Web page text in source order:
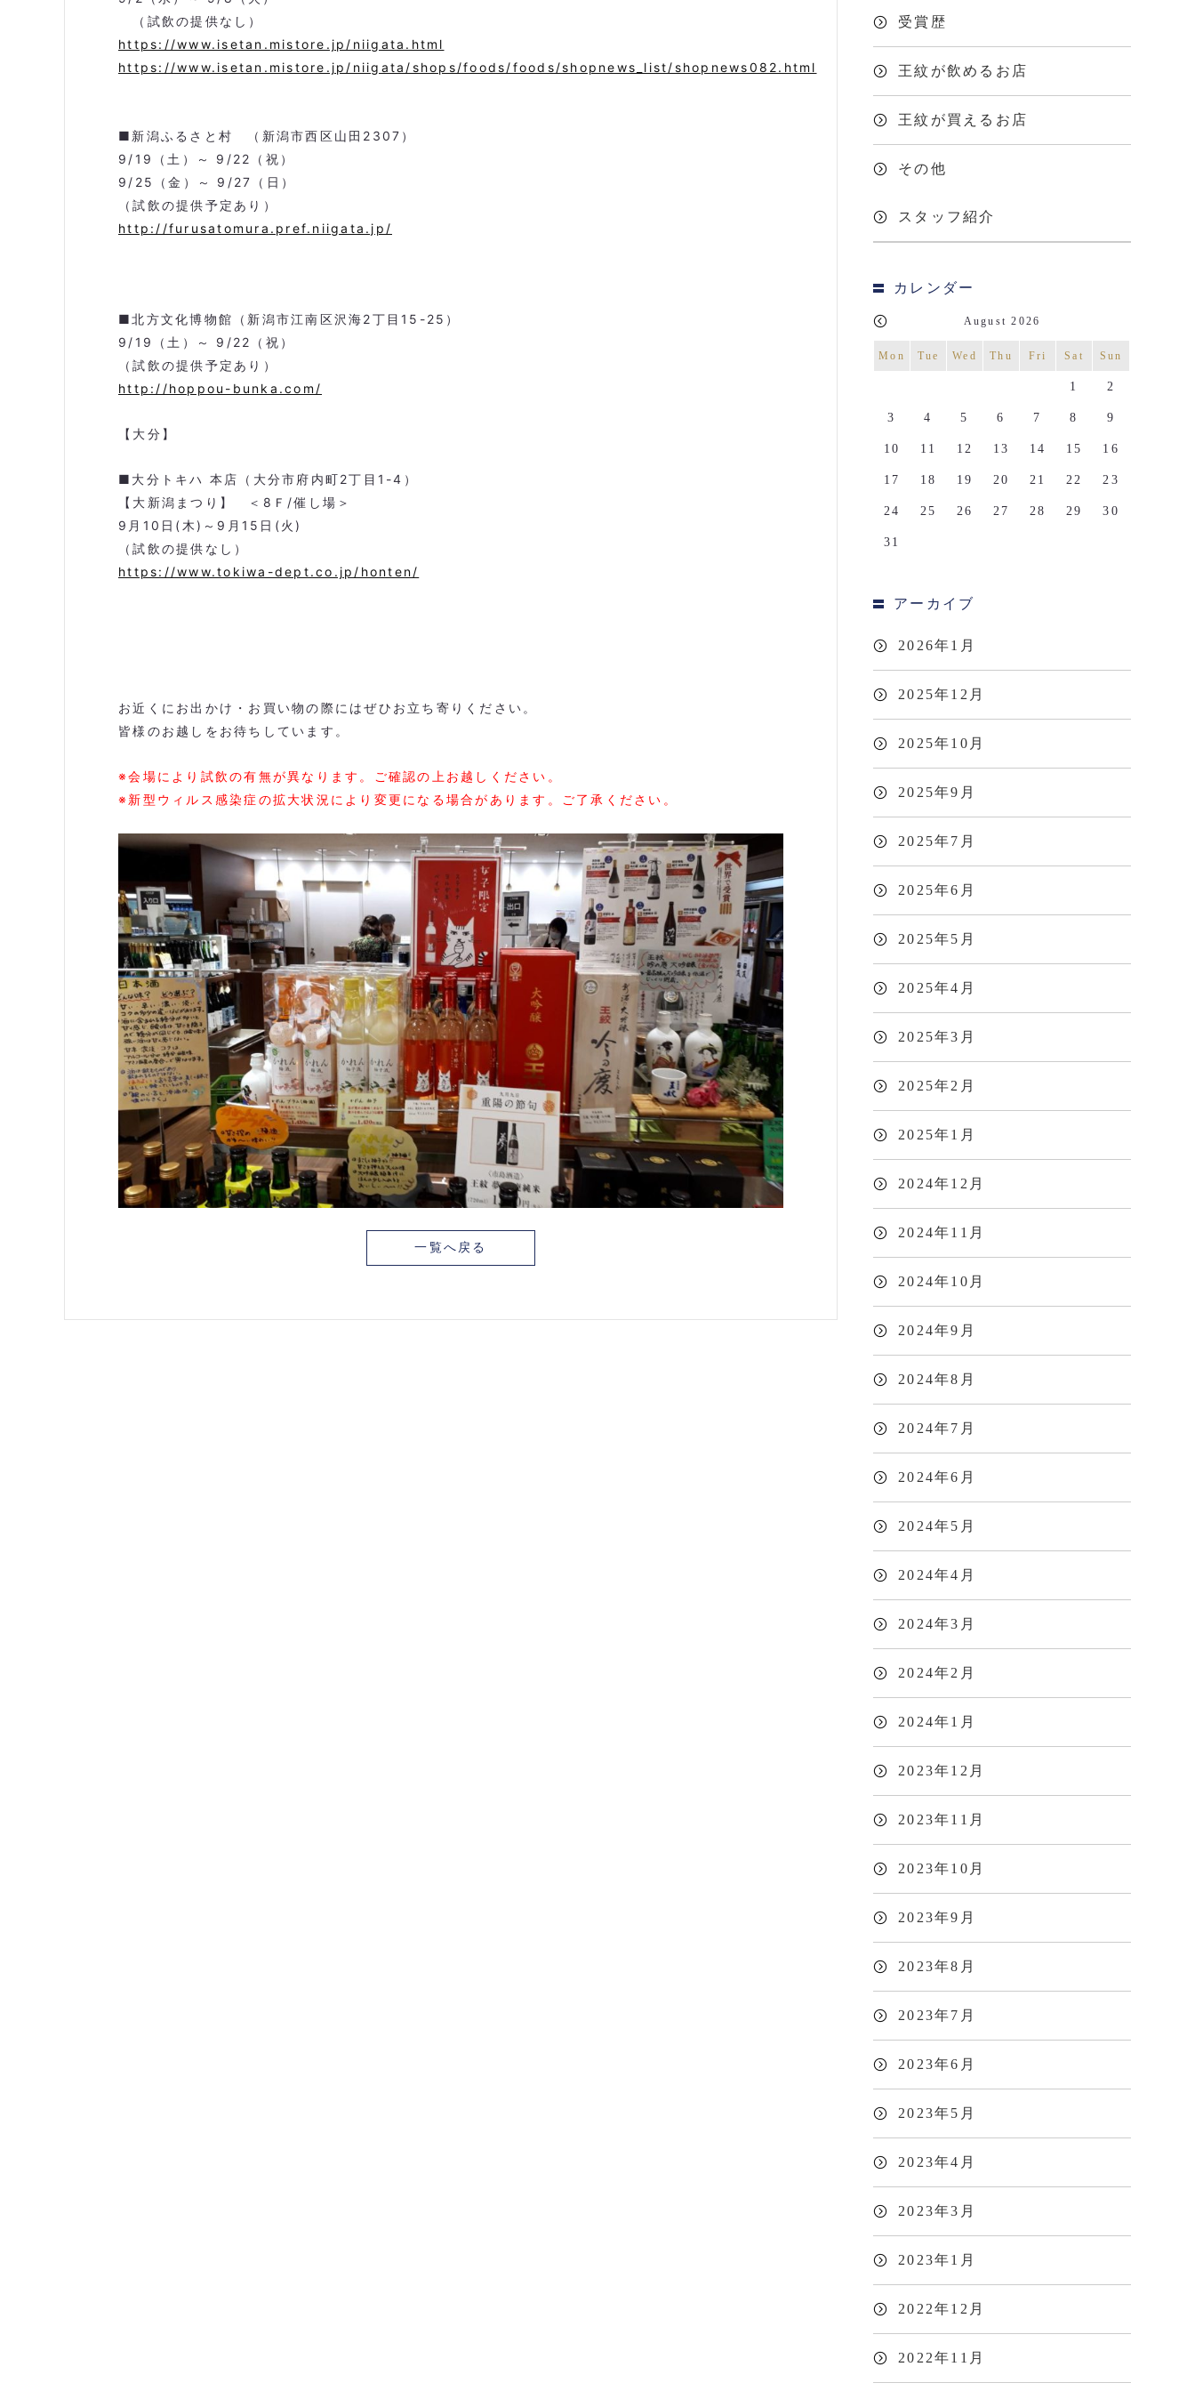
（試飲の提供なし）
https://www.isetan.mistore.jp/niigata.html
https://www.isetan.mistore.jp/niigata/shops/foods/foods/shopnews_list/shopnews082.html
■新潟ふるさと村 （新潟市西区山田 2307 ）
9/19
（土）～ 9/22
（祝）
9/25
（金）～ 9/27
（日）
（試飲の提供予定あり）
http://furusatomura.pref.niigata.jp/
■北方文化博物館（新潟市江南区沢海2丁目 15-25 ）
9/19
（土）～ 9/22
（祝）
（試飲の提供予定あり）
http://hoppou-bunka.com/
【大分】
■大分トキハ 本店（大分市府内町2丁目 1-4 ）
【大新潟まつり】 ＜ 8 Ｆ /催し場＞
9 月 10 日 ( 木 ) ～ 9 月 15 日 (火 )
（試飲の提供なし）
https://www.tokiwa-dept.co.jp/honten/
お近くにお出かけ・お買い物の際にはぜひお立ち寄りください。
皆様のお越しをお待ちしています。
※会場により試飲の有無が異なります。ご確認の上お越しください。
※新型ウィルス感染症の拡大状況により変更になる場合があります。ご了承ください。
一覧へ戻る
受賞歴
王紋が飲めるお店
王紋が買えるお店
その他
スタッフ紹介
カレンダー
August 2026
Mon Tue Wed Thu Fri Sat Sun
1 2
3 4 5 6 7 8 9
10 11 12 13 14 15 16
17 18 19 20 21 22 23
24 25 26 27 28 29 30
31
アーカイブ
2026年1月
2025年12月
2025年10月
2025年9月
2025年7月
2025年6月
2025年5月
2025年4月
2025年3月
2025年2月
2025年1月
2024年12月
2024年11月
2024年10月
2024年9月
2024年8月
2024年7月
2024年6月
2024年5月
2024年4月
2024年3月
2024年2月
2024年1月
2023年12月
2023年11月
2023年10月
2023年9月
2023年8月
2023年7月
2023年6月
2023年5月
2023年4月
2023年3月
2023年1月
2022年12月
2022年11月